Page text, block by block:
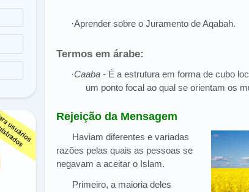
·Aprender sobre o Juramento de Aqabah.
Termos em árabe:
·Caaba - É a estrutura em forma de cubo
um ponto focal ao qual se orientam os
Rejeição da Mensagem
Haviam diferentes e variadas
razões pelas quais as pessoas se
negavam a aceitar o Islam.
Primeiro, a maioria deles